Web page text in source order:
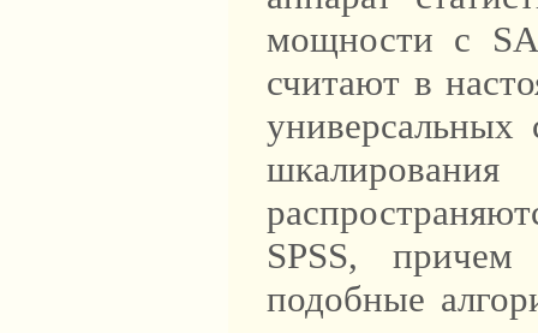
мощности с
считают в
универсальных
SPSS, причем
подобные